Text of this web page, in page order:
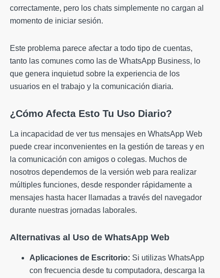
correctamente, pero los chats simplemente no cargan al
momento de iniciar sesión.
Este problema parece afectar a todo tipo de cuentas,
tanto las comunes como las de WhatsApp Business, lo
que genera inquietud sobre la experiencia de los
usuarios en el trabajo y la comunicación diaria.
¿Cómo Afecta Esto Tu Uso Diario?
La incapacidad de ver tus mensajes en WhatsApp Web
puede crear inconvenientes en la gestión de tareas y en
la comunicación con amigos o colegas. Muchos de
nosotros dependemos de la versión web para realizar
múltiples funciones, desde responder rápidamente a
mensajes hasta hacer llamadas a través del navegador
durante nuestras jornadas laborales.
Alternativas al Uso de WhatsApp Web
Aplicaciones de Escritorio: Si utilizas WhatsApp
con frecuencia desde tu computadora, descarga la